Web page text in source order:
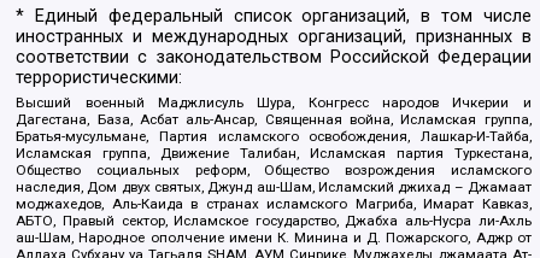
* Единый федеральный список организаций, в том числе
иностранных и международных организаций, признанных в
соответствии с законодательством Российской Федерации
террористическими:
Высший военный Маджлисуль Шура, Конгресс народов Ичкерии и
Дагестана, База, Асбат аль-Ансар, Священная война, Исламская группа,
Братья-мусульмане, Партия исламского освобождения, Лашкар-И-Тайба,
Исламская группа, Движение Талибан, Исламская партия Туркестана,
Общество социальных реформ, Общество возрождения исламского
наследия, Дом двух святых, Джунд аш-Шам, Исламский джихад – Джамаат
моджахедов, Аль-Каида в странах исламского Магриба, Имарат Кавказ,
АБТО, Правый сектор, Исламское государство, Джабха аль-Нусра ли-Ахль
аш-Шам, Народное ополчение имени К. Минина и Д. Пожарского, Аджр от